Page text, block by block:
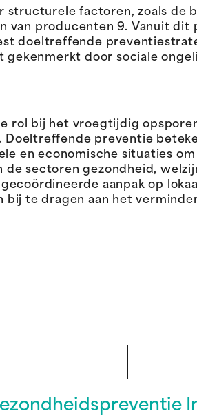
factoren, zoals de
van producenten 9. Vanuit
doeltreffende
door sociale
rol bij het vroegtijdig
preventie
en economische situaties
de sectoren gezondheid,
aanpak op
bij te dragen aan het